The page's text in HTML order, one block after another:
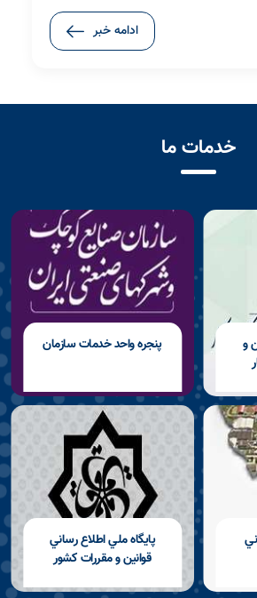
صنعتی ایران (ایزیپو) در دیدار با
صنعت، معدن، ایمنی و استاندارد مجلس
و مجلس برای شتاب‌بخشی به اجرای
ادامه خبر
خدمات ما
و
پنجره واحد خدمات سازمان
پايگاه ملي اطلاع رساني
قوانين و مقررات كشور